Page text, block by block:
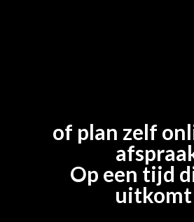
of plan zelf
Op een tijd